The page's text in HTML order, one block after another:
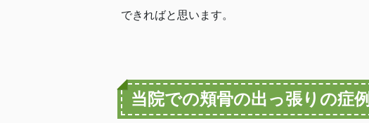
できればと思います。
当院での頬骨の出っ張りの症例